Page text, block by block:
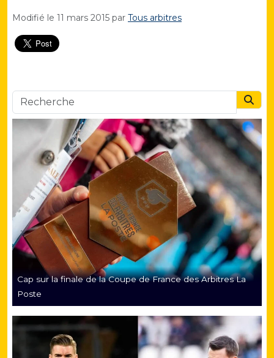
Modifié le 11 mars 2015 par Tous arbitres
Cap sur la finale de la Coupe de France des Arbitres La
Poste